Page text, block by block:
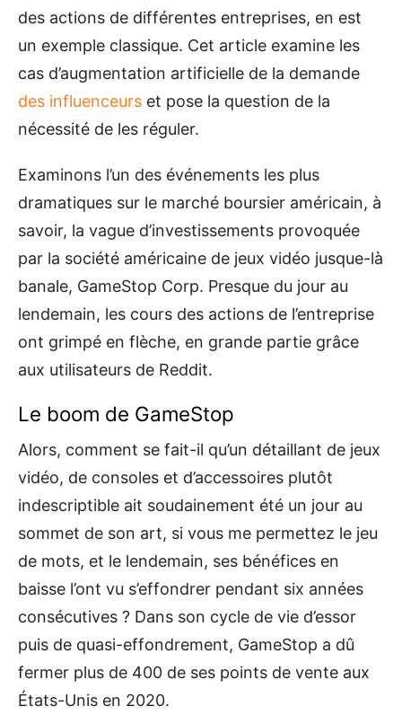
des actions de différentes entreprises, en est
un exemple classique. Cet article examine les
cas d’augmentation artificielle de la demande
des influenceurs et pose la question de la
nécessité de les réguler.
Examinons l’un des événements les plus
dramatiques sur le marché boursier américain, à
savoir, la vague d’investissements provoquée
par la société américaine de jeux vidéo jusque-là
banale, GameStop Corp. Presque du jour au
lendemain, les cours des actions de l’entreprise
ont grimpé en flèche, en grande partie grâce
aux utilisateurs de Reddit.
Le boom de GameStop
Alors, comment se fait-il qu’un détaillant de jeux
vidéo, de consoles et d’accessoires plutôt
indescriptible ait soudainement été un jour au
sommet de son art, si vous me permettez le jeu
de mots, et le lendemain, ses bénéfices en
baisse l’ont vu s’effondrer pendant six années
consécutives ? Dans son cycle de vie d’essor
puis de quasi-effondrement, GameStop a dû
fermer plus de 400 de ses points de vente aux
États-Unis en 2020.